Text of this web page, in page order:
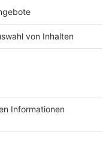
Hotline